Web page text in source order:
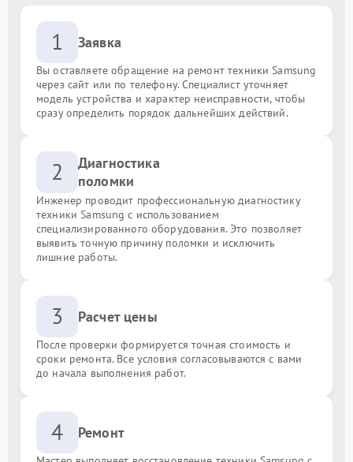
1 Заявка
Вы оставляете обращение на ремонт техники Samsung
через сайт или по телефону. Специалист уточняет
модель устройства и характер неисправности, чтобы
сразу определить порядок дальнейших действий.
2
Диагностика
поломки
Инженер проводит профессиональную диагностику
техники Samsung с использованием
специализированного оборудования. Это позволяет
выявить точную причину поломки и исключить
лишние работы.
3 Расчет цены
После проверки формируется точная стоимость и
сроки ремонта. Все условия согласовываются с вами
до начала выполнения работ.
4 Ремонт